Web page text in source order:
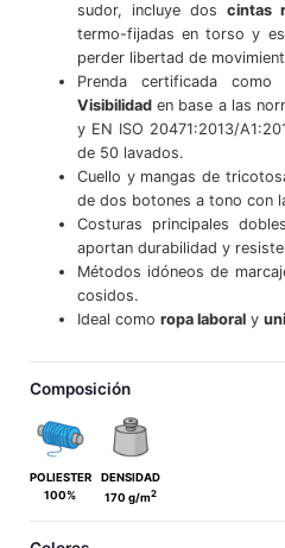
sudor, incluye doscintas
termo-fijadas en torso y
perder libertad de
Prenda certificada
Visibilidaden base a las
y EN ISO 20471:2013/
de 50 lavados.
Cuello y mangas de
de dos botones a tono con
Costuras principales
aportan durabilidad y
Métodos idóneos de
cosidos.
Ideal como ropa laboraly
Composición
POLIESTER
100%
DENSIDAD
170 g/m2